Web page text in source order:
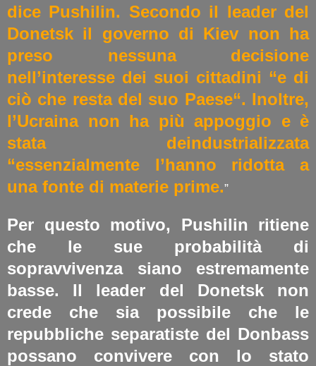
dice Pushilin. Secondo il leader del
Donetsk il governo di Kiev non ha
preso nessuna decisione
nell’interesse dei suoi cittadini “e di
ciò che resta del suo Paese“. Inoltre,
l’Ucraina non ha più appoggio e è
stata deindustrializzata
“essenzialmente l’hanno ridotta a
una fonte di materie prime.”
Per questo motivo, Pushilin ritiene
che le sue probabilità di
sopravvivenza siano estremamente
basse. Il leader del Donetsk non
crede che sia possibile che le
repubbliche separatiste del Donbass
possano convivere con lo stato